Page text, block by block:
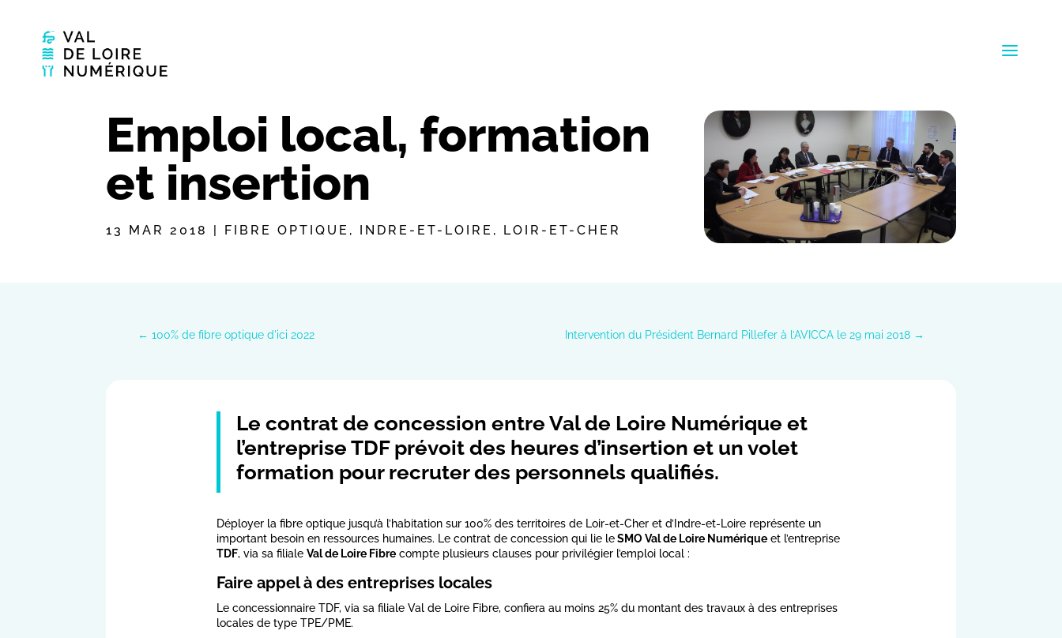
Emploi local, formation
et insertion
13 MAR 2018 | FIBRE OPTIQUE , INDRE-ET-LOIRE , LOIR-ET-CHER
←100% de fibre optique d'ici 2022 Intervention du Président Bernard Pillefer à l’AVICCA le 29 mai 2018→
Le contrat de concession entre Val de Loire Numérique et
l’entreprise TDF prévoit des heures d’insertion et un volet
formation pour recruter des personnels qualifiés.
Déployer la fibre optique jusqu’à l’habitation sur 100% des territoires de Loir-et-Cher et d’Indre-et-Loire représente un
important besoin en ressources humaines. Le contrat de concession qui lie leSMO Val de Loire Numériqueet l’entreprise
TDF, via sa filiale Val de Loire Fibrecompte plusieurs clauses pour privilégier l’emploi local :
Faire appel à des entreprises locales
Le concessionnaire TDF, via sa filiale Val de Loire Fibre, confiera au moins 25% du montant des travaux à des entreprises
locales de type TPE/PME.